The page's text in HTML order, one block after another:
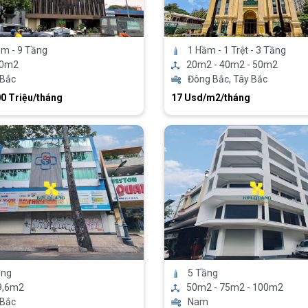
- 9 Tầng
Triệu/tháng
1 Hầm - 1 Trệt - 3 Tầng
20m2 - 40m2 - 50m2
Đông Bắc, Tây Bắc
17 Usd/m2/tháng
5 Tầng
50m2 - 75m2 - 100m2
Nam